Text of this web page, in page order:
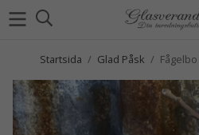
Startsida / Glad Påsk /